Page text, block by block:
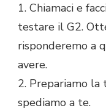
1. Chiamaci e
testare il G2.
risponderemo a
avere.
2. Prepariamo
spediamo a te.